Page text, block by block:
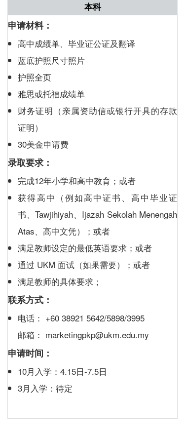
本科
申请材料：
高中成绩单、毕业证公证及翻译
蓝底护照尺寸照片
护照全页
雅思或托福成绩单
财务证明（亲属资助信或银行开具的存款
证明）
30美金申请费
录取要求：
完成12年小学和高中教育；或者
获得高中（例如高中证书、高中毕业证
书、Tawjihiyah、Ijazah Sekolah Menengah
Atas、高中文凭）；或者
满足教师设定的最低英语要求；或者
通过 UKM 面试（如果需要）；或者
满足教师的具体要求；
联系方式：
电话： +60 38921 5642/5898/3995
邮箱： marketingpkp@ukm.edu.my
申请时间：
10月入学：4.15日-7.5日
3月入学：待定